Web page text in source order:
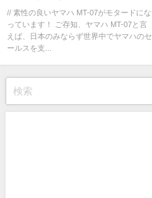
// 素性の良いヤマハ MT-07がモタードにな
っています！ ご存知、ヤマハ MT-07と言
えば、日本のみならず世界中でヤマハのセ
ールスを支...